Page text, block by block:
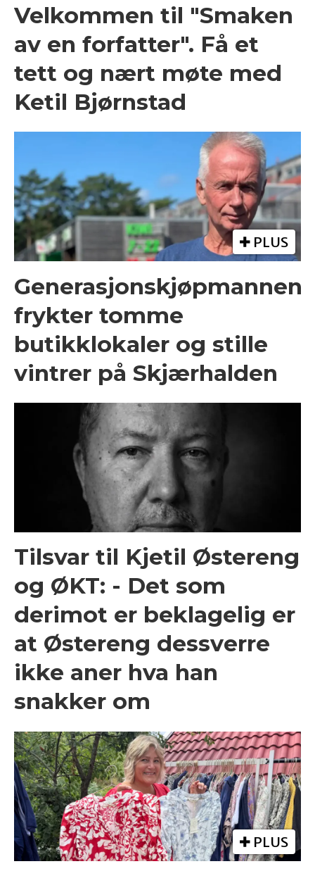
Velkommen til "Smaken
av en forfatter". Få et
tett og nært møte med
Ketil Bjørnstad
PLUS
Generasjonskjøpmannen
frykter tomme
butikklokaler og stille
vintrer på Skjærhalden
Tilsvar til Kjetil Østereng
og ØKT: - Det som
derimot er beklagelig er
at Østereng dessverre
ikke aner hva han
snakker om
PLUS